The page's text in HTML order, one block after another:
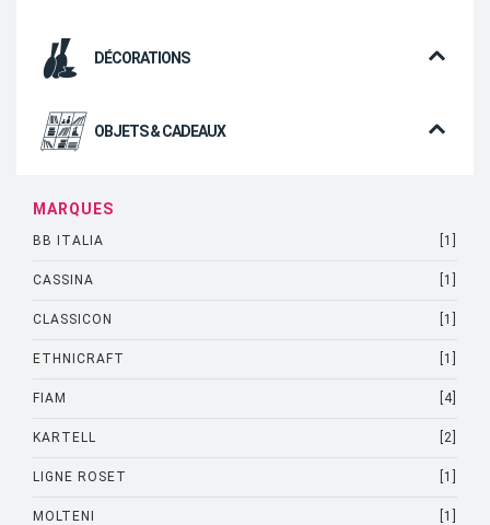
DÉCORATIONS
OBJETS & CADEAUX
MARQUES
BB ITALIA [1]
CASSINA [1]
CLASSICON [1]
ETHNICRAFT [1]
FIAM [4]
KARTELL [2]
LIGNE ROSET [1]
MOLTENI [1]